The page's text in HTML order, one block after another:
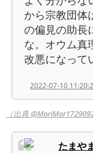
から宗教団体
の偏見の助長
な。オウム真
改悪になって
2022-07-10
（出典
たまや